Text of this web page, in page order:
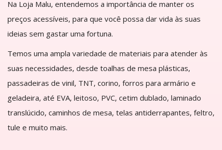
Na Loja Malu, entendemos a importância de manter os
preços acessíveis, para que você possa dar vida às suas
ideias sem gastar uma fortuna.
Temos uma ampla variedade de materiais para atender às
suas necessidades, desde toalhas de mesa plásticas,
passadeiras de vinil, TNT, corino, forros para armário e
geladeira, até EVA, leitoso, PVC, cetim dublado, laminado
translúcido, caminhos de mesa, telas antiderrapantes, feltro,
tule e muito mais.